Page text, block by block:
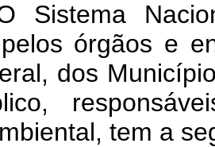
Sistema
órgãos e
dos
tem a